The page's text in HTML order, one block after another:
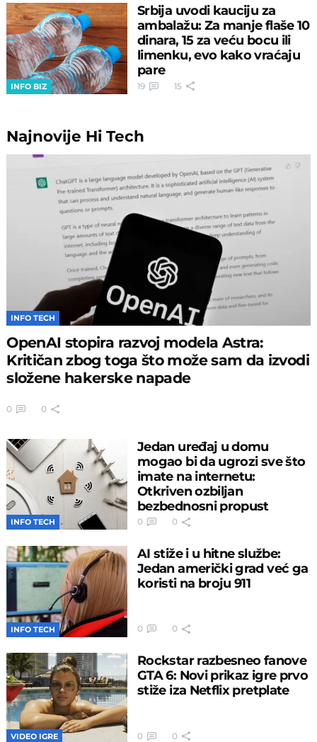
INFO BIZ
Srbija uvodi kauciju za
ambalažu: Za manje flaše 10
dinara, 15 za veću bocu ili
limenku, evo kako vraćaju
pare
19 15
Najnovije Hi Tech
INFO TECH
OpenAI stopira razvoj modela Astra:
Kritičan zbog toga što može sam da izvodi
složene hakerske napade
0 0
INFO TECH
Jedan uređaj u domu
mogao bi da ugrozi sve što
imate na internetu:
Otkriven ozbiljan
bezbednosni propust
0 0
INFO TECH
AI stiže i u hitne službe:
Jedan američki grad već ga
koristi na broju 911
0 0
VIDEO IGRE
Rockstar razbesneo fanove
GTA 6: Novi prikaz igre prvo
stiže iza Netflix pretplate
0 0